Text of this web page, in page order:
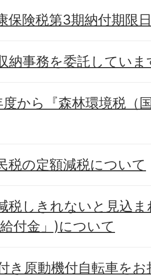
保険税第3期納付期限
納事務を委託していま
から『森林環境税（
税の定額減税について
税しきれないと見込
付金」)について
き原動機付自転車を